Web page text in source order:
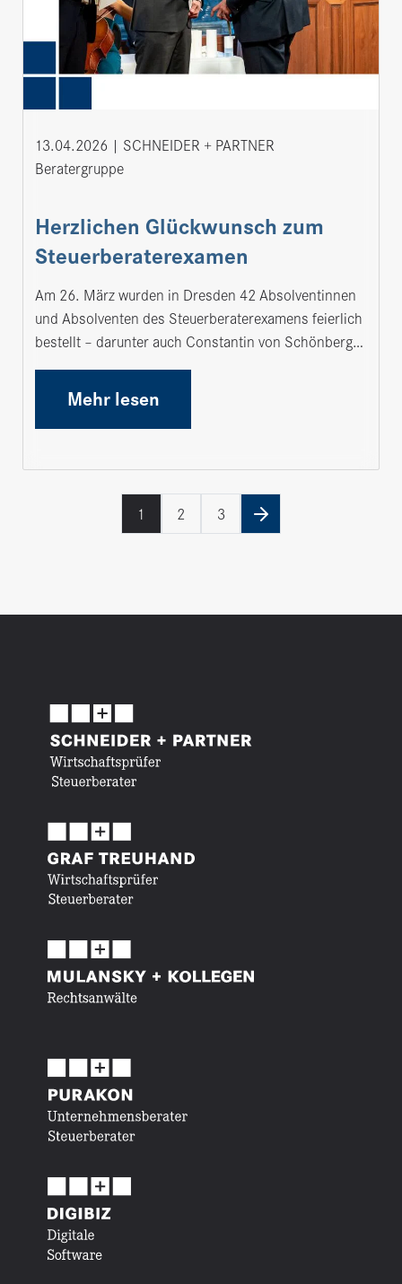
13.04.2026
SCHNEIDER + PARTNER
Beratergruppe
Herzlichen Glückwunsch zum
Steuerberaterexamen
Am 26. März wurden in Dresden 42 Absolventinnen
und Absolventen des Steuerberaterexamens feierlich
bestellt – darunter auch Constantin von Schönberg…
Mehr lesen
1 2 3
nächste